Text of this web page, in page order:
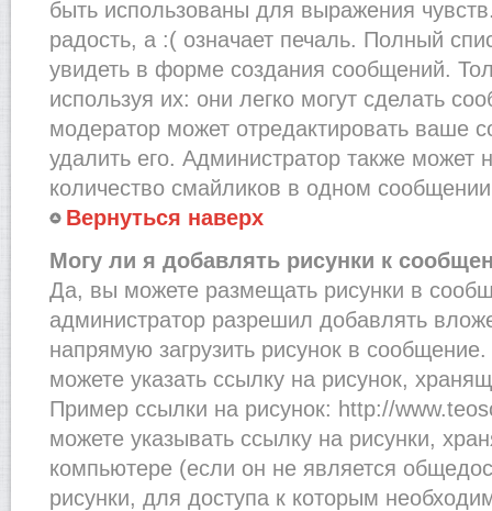
быть использованы для выражения
радость, а :( означает печаль. Полный
увидеть в форме создания сообщений.
используя их: они легко могут сделать
модератор может отредактировать ваше
удалить его. Администратор также может
количество смайликов в одном
Вернуться наверх
Могу ли я добавлять рисунки к
Да, вы можете размещать рисунки в
администратор разрешил добавлять
напрямую загрузить рисунок в
можете указать ссылку на рисунок,
Пример ссылки на рисунок: http://
можете указывать ссылку на рисунки,
компьютере (если он не является
рисунки, для доступа к которым